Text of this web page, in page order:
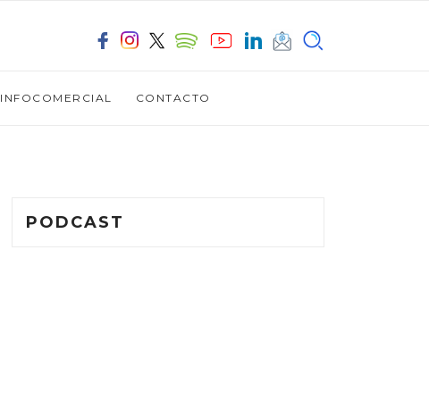
INFOCOMERCIAL CONTACTO
PODCAST